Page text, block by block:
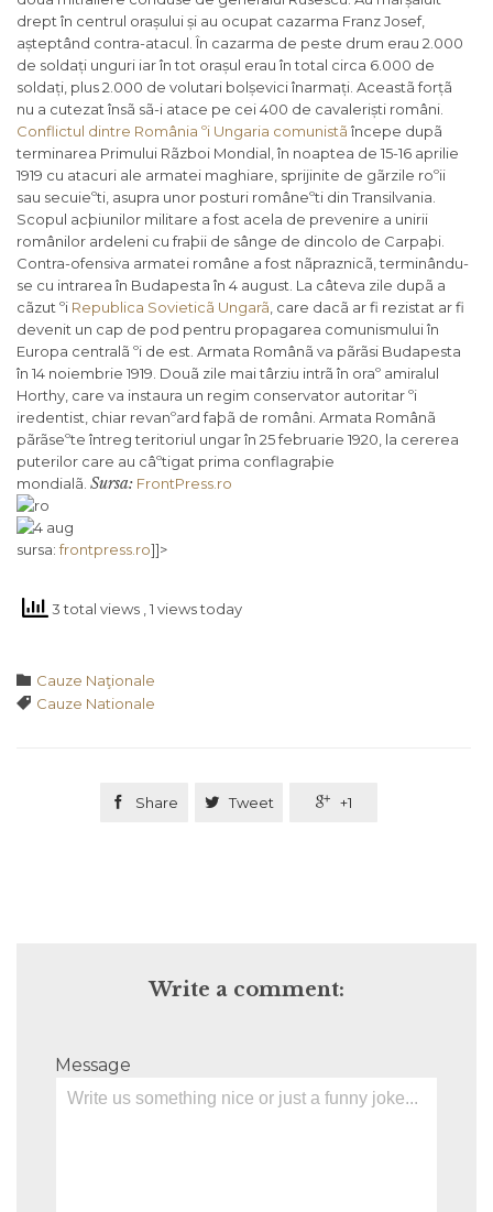
drept în centrul orașului și au ocupat cazarma Franz Josef,
așteptând contra-atacul. În cazarma de peste drum erau 2.000
de soldați unguri iar în tot orașul erau în total circa 6.000 de
soldați, plus 2.000 de volutari bolșevici înarmați. Aceastã forțã
nu a cutezat însã sã-i atace pe cei 400 de cavaleriști români.
Conflictul dintre România ºi Ungaria comunistã începe dupã
terminarea Primului Rãzboi Mondial, în noaptea de 15-16 aprilie
1919 cu atacuri ale armatei maghiare, sprijinite de gãrzile roºii
sau secuieºti, asupra unor posturi româneºti din Transilvania.
Scopul acþiunilor militare a fost acela de prevenire a unirii
românilor ardeleni cu fraþii de sânge de dincolo de Carpaþi.
Contra-ofensiva armatei române a fost nãpraznicã, terminându-
se cu intrarea în Budapesta în 4 august. La câteva zile dupã a
cãzut ºi Republica Sovieticã Ungarã , care dacã ar fi rezistat ar fi
devenit un cap de pod pentru propagarea comunismului în
Europa centralã ºi de est. Armata Românã va pãrãsi Budapesta
în 14 noiembrie 1919. Douã zile mai târziu intrã în oraº amiralul
Horthy, care va instaura un regim conservator autoritar ºi
iredentist, chiar revanºard faþã de români. Armata Românã
pãrãseºte întreg teritoriul ungar în 25 februarie 1920, la cererea
puterilor care au câºtigat prima conflagraþie
mondialã. Sursa: FrontPress.ro
sursa:frontpress.ro]]>
3 total views , 1 views today
 Category
Cauze Naţionale
 Tags
Cauze Nationale
 Share  Tweet  +1
Write a comment:
Message